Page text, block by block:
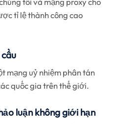
tỉ lệ thành công cao
mạng uỷ nhiệm phân tán
quốc gia trên thế giới.
luận không giới hạn